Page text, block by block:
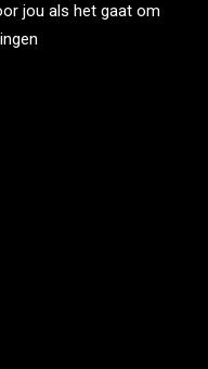
jou als het gaat om